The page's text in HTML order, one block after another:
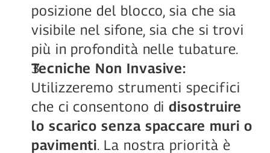
posizione del blocco, sia che sia
visibile nel sifone, sia che si trovi
più in profondità nelle tubature.
Tecniche Non Invasive:
Utilizzeremo strumenti specifici
che ci consentono di disostruire
lo scarico senza spaccare muri o
pavimenti. La nostra priorità è